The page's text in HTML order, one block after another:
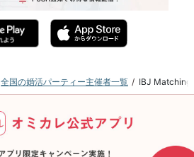
全国の婚活パーティー主催者一覧 IBJ Matching